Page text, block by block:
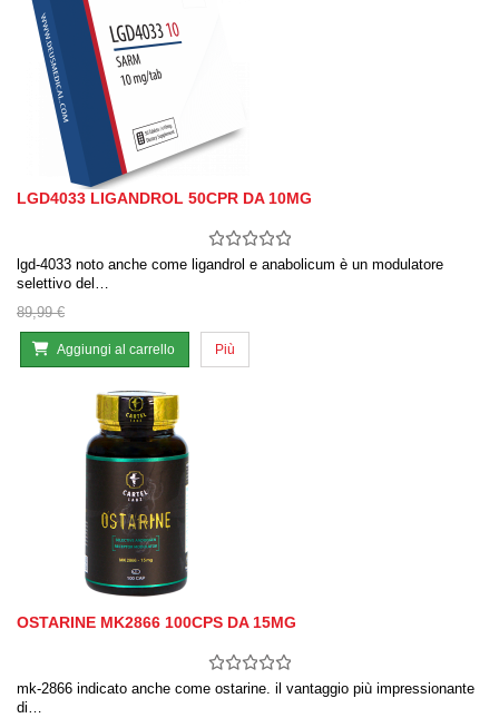
LGD4033 LIGANDROL 50CPR DA 10MG
lgd-4033 noto anche come ligandrol e anabolicum è un modulatore
selettivo del…
89,99 €
Aggiungi al carrello Più
OSTARINE MK2866 100CPS DA 15MG
mk-2866 indicato anche come ostarine. il vantaggio più impressionante
di…